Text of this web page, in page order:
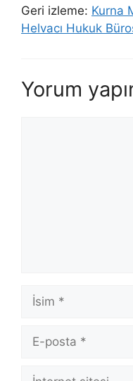
Geri izleme: Kurna
Helvacı Hukuk
Yorum
İsim
posta
İnternet